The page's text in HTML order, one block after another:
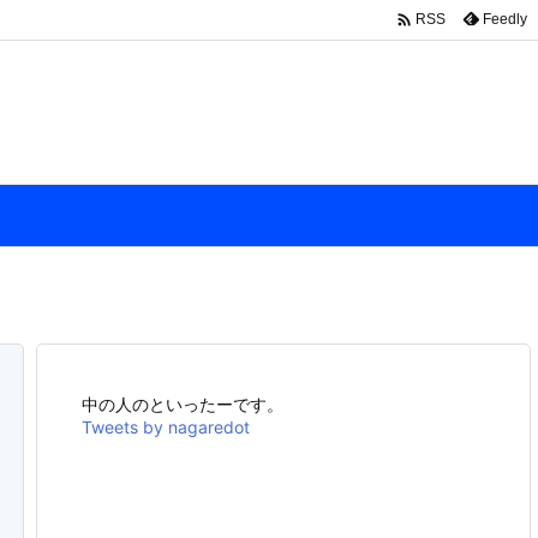
 RSS Feedly
中の人のといったーです。
Tweets by nagaredot